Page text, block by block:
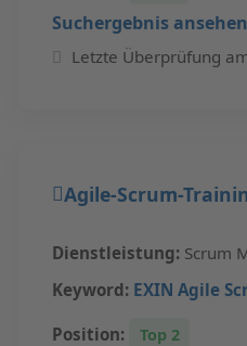
Suchergebnis ansehen
Letzte Überprüfung
Agile-Scrum-
Dienstleistung: Scrum
Keyword: EXIN Agile
Position: Top 2